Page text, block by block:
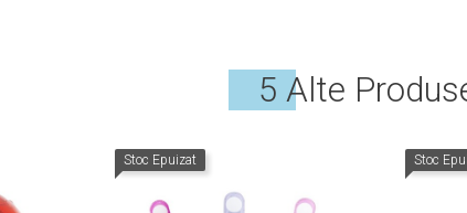
5 Alte
Stoc Epuizat Stoc